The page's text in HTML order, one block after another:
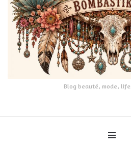
Blog beauté, mode,